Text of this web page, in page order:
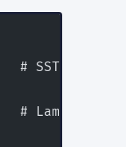
SSTの設定
Lambda関数